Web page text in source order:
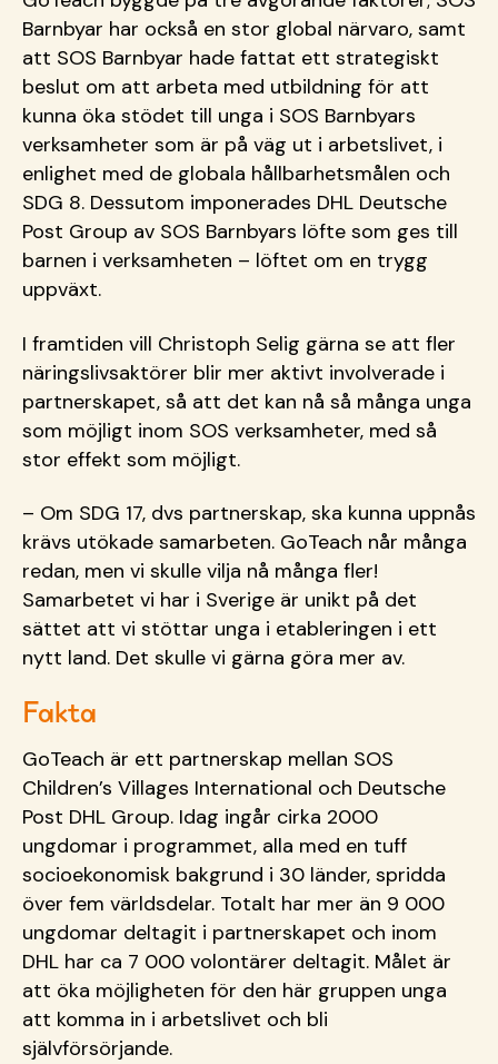
Barnbyar har också en stor global närvaro, samt
att SOS Barnbyar hade fattat ett strategiskt
beslut om att arbeta med utbildning för att
kunna öka stödet till unga i SOS Barnbyars
verksamheter som är på väg ut i arbetslivet, i
enlighet med de globala hållbarhetsmålen och
SDG 8. Dessutom imponerades DHL Deutsche
Post Group av SOS Barnbyars löfte som ges till
barnen i verksamheten – löftet om en trygg
uppväxt.
I framtiden vill Christoph Selig gärna se att fler
näringslivsaktörer blir mer aktivt involverade i
partnerskapet, så att det kan nå så många unga
som möjligt inom SOS verksamheter, med så
stor effekt som möjligt.
– Om SDG 17, dvs partnerskap, ska kunna uppnås
krävs utökade samarbeten. GoTeach når många
redan, men vi skulle vilja nå många fler!
Samarbetet vi har i Sverige är unikt på det
sättet att vi stöttar unga i etableringen i ett
nytt land. Det skulle vi gärna göra mer av.
Fakta
GoTeach är ett partnerskap mellan SOS
Children’s Villages International och Deutsche
Post DHL Group. Idag ingår cirka 2000
ungdomar i programmet, alla med en tuff
socioekonomisk bakgrund i 30 länder, spridda
över fem världsdelar. Totalt har mer än 9 000
ungdomar deltagit i partnerskapet och inom
DHL har ca 7 000 volontärer deltagit. Målet är
att öka möjligheten för den här gruppen unga
att komma in i arbetslivet och bli
självförsörjande.